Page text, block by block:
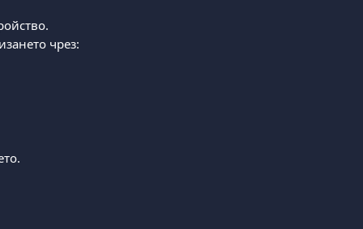
чрез: